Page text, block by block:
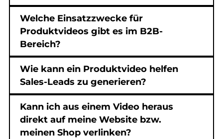
Welche Einsatzzwecke für
Produktvideos gibt es im B2B-
Bereich?
Wie kann ein Produktvideo helfen
Sales-Leads zu generieren?
Kann ich aus einem Video heraus
direkt auf meine Website bzw.
meinen Shop verlinken?